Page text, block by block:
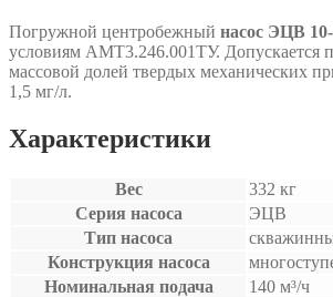
Погружной центробежный насос ЭЦВ
условиям АМТ3.246.001ТУ. Допускается
массовой долей твердых механических
1,5 мг/л.
Характеристики
Вес
332 кг
Серия насоса
ЭЦВ
Тип насоса
Конструкция насоса
Номинальная подача
140 м³/ч